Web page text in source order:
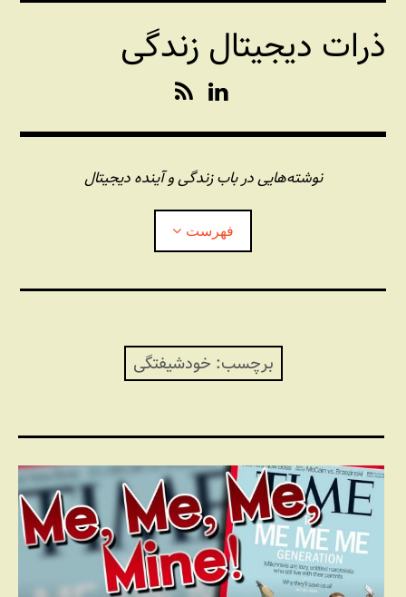
رفتن
محتواذرات دیجیتال زندگی
n
k
e
d
I
n
S
نوشته‌هایی در باب زندگی و آینده دیجیتال
فهرست
برچسب: خودشیفتگی